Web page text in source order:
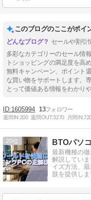
このブログのここがポイ
セールや割引
多彩なカテゴリーのセール情
トショッピングの満足度を高
無料キャンペーン、ポイント
な買い物をサポートします。
とって価値ある情報をわかり
1605994 13
週間IN:200 週間OUT:3270 月間IN:
20 BTOパソ
最新機種の
解説してい
イズ方法、
肢を提供し